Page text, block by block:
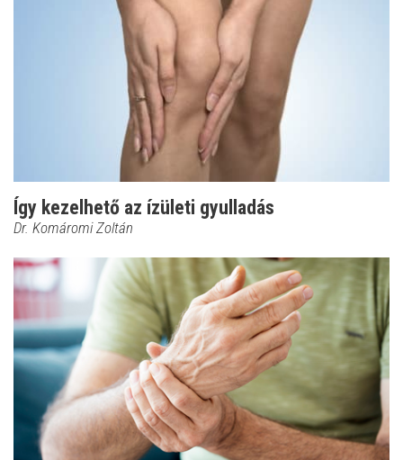
Így kezelhető az ízületi gyulladás
Dr. Komáromi Zoltán